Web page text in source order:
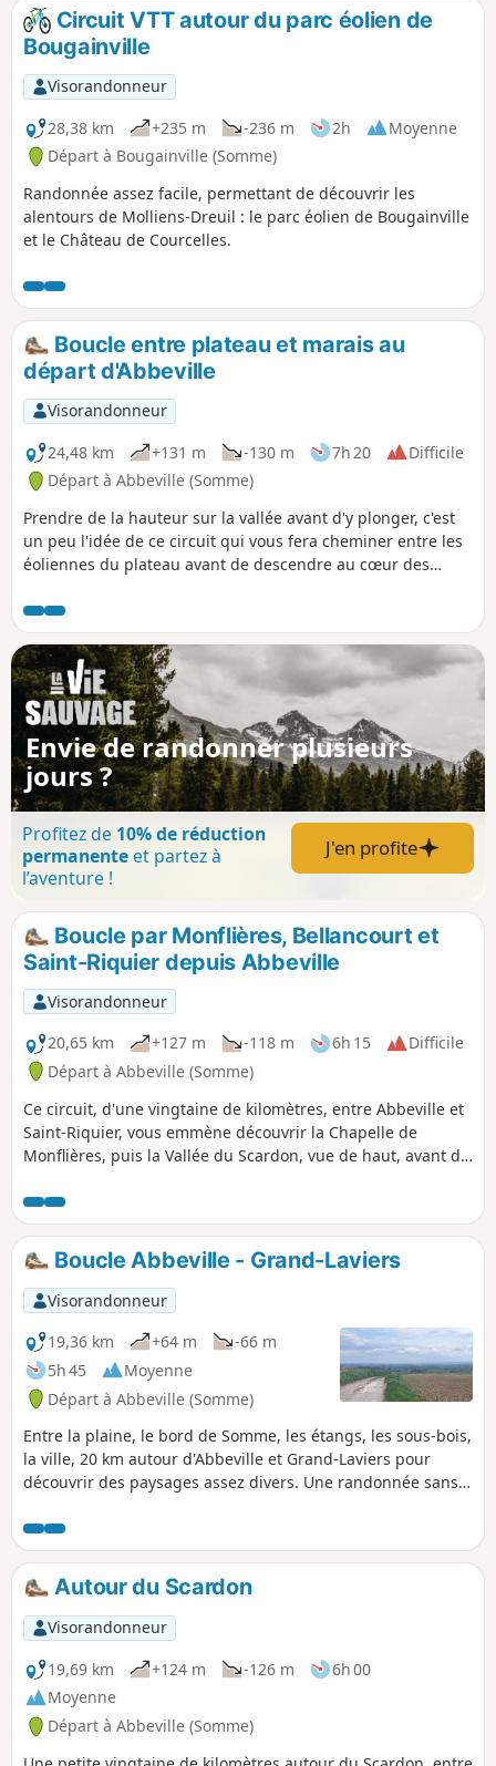
Circuit VTT autour du parc éolien de
Bougainville
Visorandonneur
28,38 km
+235 m -236 m 2h
Moyenne
Départ à Bougainville (Somme)
Randonnée assez facile, permettant de découvrir les
alentours de Molliens-Dreuil : le parc éolien de Bougainville
et le Château de Courcelles.
Boucle entre plateau et marais au
départ d'Abbeville
Visorandonneur
24,48 km
+131 m -130 m 7h 20
Difficile
Départ à Abbeville (Somme)
Prendre de la hauteur sur la vallée avant d'y plonger, c'est
un peu l'idée de ce circuit qui vous fera cheminer entre les
éoliennes du plateau avant de descendre au cœur des
parcours qui monte et qui descend, 2 fois !
Envie de randonner plusieurs
jours ?
Profitez de 10% de réduction
permanenteet partez à
l’aventure !
J'en profite
Boucle par Monflières, Bellancourt et
Saint-Riquier depuis Abbeville
Visorandonneur
20,65 km
+127 m -118 m 6h 15
Difficile
Départ à Abbeville (Somme)
Ce circuit, d'une vingtaine de kilomètres, entre Abbeville et
Saint-Riquier, vous emmène découvrir la Chapelle de
Monflières, puis la Vallée du Scardon, vue de haut, avant de
Boucle Abbeville - Grand-Laviers
Visorandonneur
19,36 km
+64 m
-66 m
5h 45
Moyenne
Départ à Abbeville (Somme)
Entre la plaine, le bord de Somme, les étangs, les sous-bois,
la ville, 20 km autour d'Abbeville et Grand-Laviers pour
découvrir des paysages assez divers. Une randonnée sans
printemps (ou de toute autre saison pourvu que vous soyez
équipé en conséquence).
Autour du Scardon
Visorandonneur
19,69 km
+124 m -126 m
6h 00
Moyenne
Départ à Abbeville (Somme)